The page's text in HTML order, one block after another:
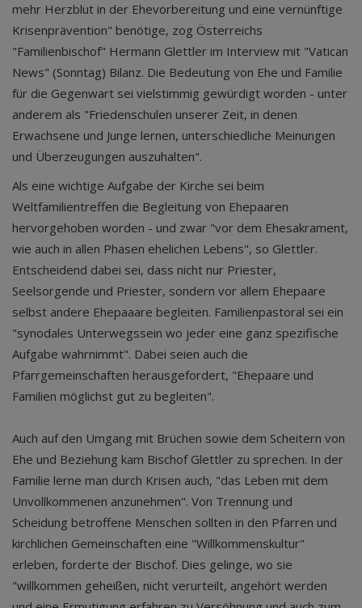
mehr Herzblut in der Ehevorbereitung und eine vernünftige
Krisenprävention" benötige, zog Österreichs
"Familienbischof" Hermann Glettler im Interview mit "Vatican
News" (Sonntag) Bilanz. Die Bedeutung von Ehe und Familie
für die Gegenwart sei vielstimmig gewürdigt worden - unter
anderem als "Friedenschulen unserer Zeit, in denen
Erwachsene und Junge lernen, unterschiedliche Meinungen
und Überzeugungen auszuhalten".
Als eine wichtige Aufgabe der Kirche sei beim
Weltfamilientreffen die Begleitung von Ehepaaren
hervorgehoben worden - und zwar "vor dem Ehesakrament,
wie auch in allen Phasen ehelichen Lebens", so Glettler.
Entscheidend dabei sei, dass nicht nur Priester,
Seelsorgende und Priester, sondern vor allem Ehepaare
selbst andere Ehepaaare begleiten. Familienpastoral sei ein
"synodales Unterwegssein wo jeder eine ganz spezifische
Aufgabe wahrnimmt". Dabei seien auch die
Pfarrgemeinschaften herausgefordert, "Ehepaare und
Familien möglichst gut zu begleiten".
Auch auf den Umgang mit Brüchen sowie dem Scheitern von
Ehe und Beziehung kam Bischof Glettler zu sprechen. In der
Familie lerne man durch Krisen auch, "das Leben mit dem
Unvollkommenen anzunehmen". Von Trennung und
Scheidung betroffene Menschen sollten in den Pfarren und
kirchlichen Gemeinschaften eine "Willkommenskultur"
erleben, forderte der Bischof. Dies gelinge, wo sie
"willkommen geheißen, nicht verurteilt, angehört werden